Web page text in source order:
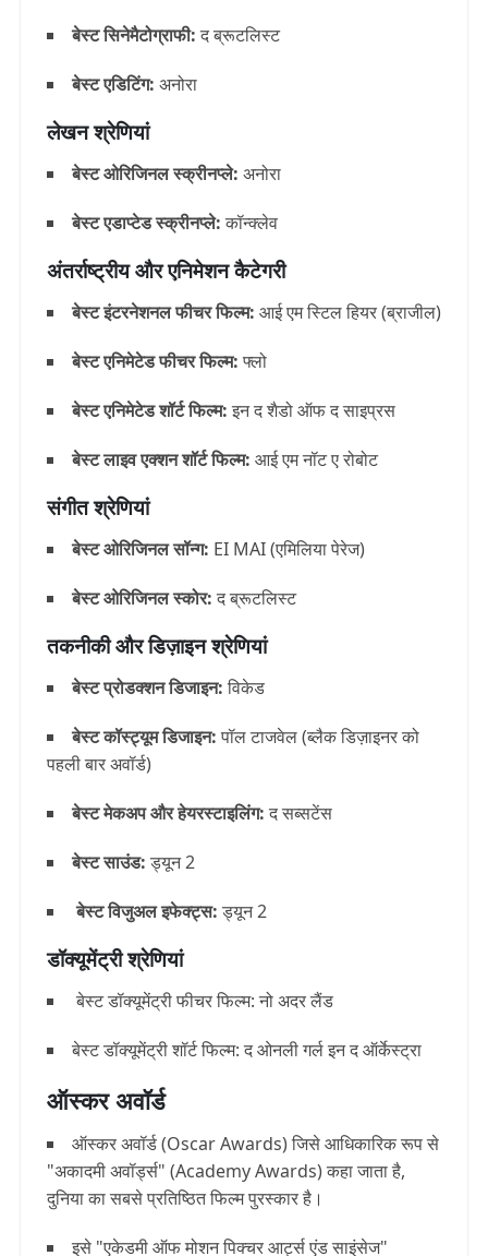
बेस्ट सिनेमैटोग्राफी: द ब्रूटलिस्ट
बेस्ट एडिटिंग: अनोरा
लेखन श्रेणियां
बेस्ट ओरिजिनल स्क्रीनप्ले: अनोरा
बेस्ट एडाप्टेड स्क्रीनप्ले: कॉन्क्लेव
अंतर्राष्ट्रीय और एनिमेशन कैटेगरी
बेस्ट इंटरनेशनल फीचर फिल्म: आई एम स्टिल हियर (ब्राजील)
बेस्ट एनिमेटेड फीचर फिल्म: फ्लो
बेस्ट एनिमेटेड शॉर्ट फिल्म: इन द शैडो ऑफ द साइप्रस
बेस्ट लाइव एक्शन शॉर्ट फिल्म: आई एम नॉट ए रोबोट
संगीत श्रेणियां
बेस्ट ओरिजिनल सॉन्ग: EI MAI (एमिलिया पेरेज)
बेस्ट ओरिजिनल स्कोर: द ब्रूटलिस्ट
तकनीकी और डिज़ाइन श्रेणियां
बेस्ट प्रोडक्शन डिजाइन: विकेड
बेस्ट कॉस्ट्यूम डिजाइन: पॉल टाजवेल (ब्लैक डिज़ाइनर को
पहली बार अवॉर्ड)
बेस्ट मेकअप और हेयरस्टाइलिंग: द सब्सटेंस
बेस्ट साउंड: ड्यून 2
बेस्ट विजुअल इफेक्ट्स: ड्यून 2
डॉक्यूमेंट्री श्रेणियां
बेस्ट डॉक्यूमेंट्री फीचर फिल्म: नो अदर लैंड
बेस्ट डॉक्यूमेंट्री शॉर्ट फिल्म: द ओनली गर्ल इन द ऑर्केस्ट्रा
ऑस्कर अवॉर्ड
ऑस्कर अवॉर्ड (Oscar Awards) जिसे आधिकारिक रूप से
"अकादमी अवॉर्ड्स" (Academy Awards) कहा जाता है,
दुनिया का सबसे प्रतिष्ठित फिल्म पुरस्कार है।
इसे "एकेडमी ऑफ मोशन पिक्चर आर्ट्स एंड साइंसेज"